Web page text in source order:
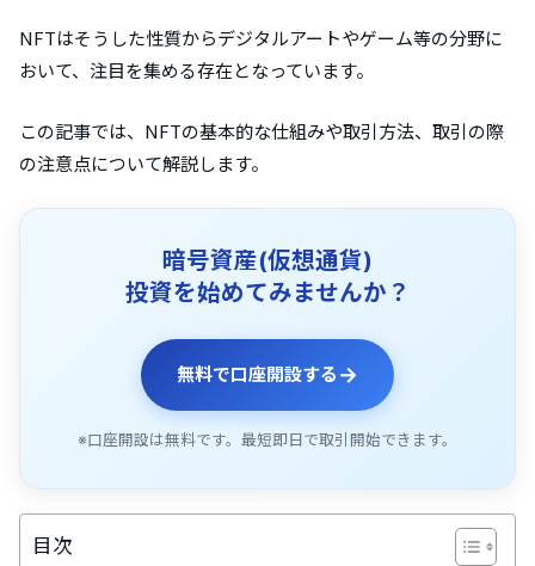
NFTはそうした性質からデジタルアートやゲーム等の分野に
おいて、注目を集める存在となっています。
この記事では、NFTの基本的な仕組みや取引方法、取引の際
の注意点について解説します。
暗号資産(仮想通貨)
投資を始めてみませんか？
無料で口座開設する →
※口座開設は無料です。最短即日で取引開始できます。
目次